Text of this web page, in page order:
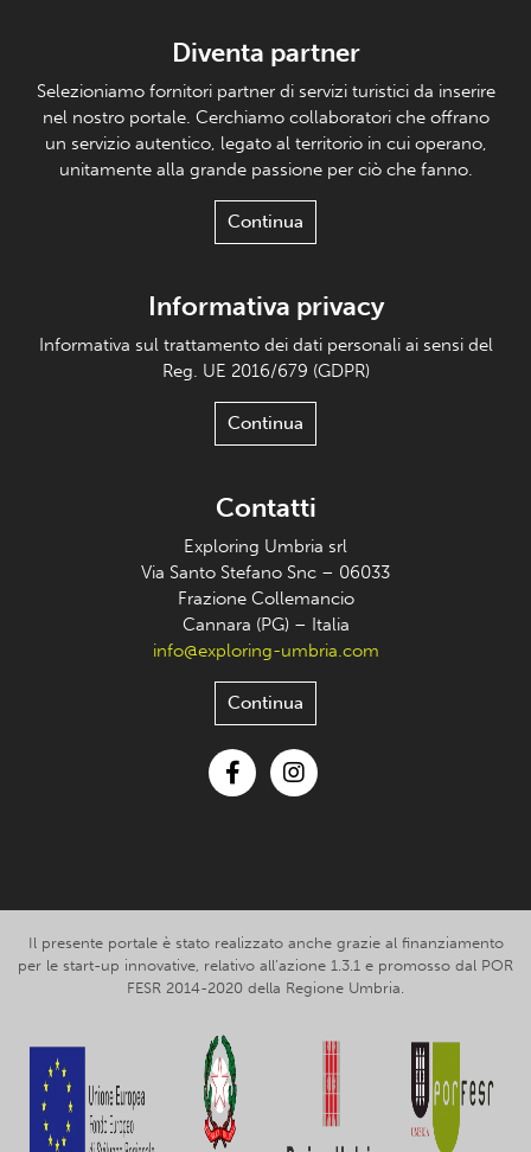
Diventa partner
Selezioniamo fornitori partner di servizi turistici da inserire
nel nostro portale. Cerchiamo collaboratori che offrano
un servizio autentico, legato al territorio in cui operano,
unitamente alla grande passione per ciò che fanno.
Continua
Informativa privacy
Informativa sul trattamento dei dati personali ai sensi del
Reg. UE 2016/679 (GDPR)
Continua
Contatti
Exploring Umbria srl
Via Santo Stefano Snc – 06033
Frazione Collemancio
Cannara (PG) – Italia
info@exploring-umbria.com
Continua
Il presente portale è stato realizzato anche grazie al finanziamento
per le start-up innovative, relativo all’azione 1.3.1 e promosso dal POR
FESR 2014-2020 della Regione Umbria.